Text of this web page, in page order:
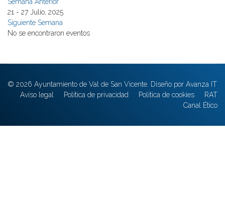
21 - 27 Julio, 2025
Siguiente Semana
No se encontraron eventos
© 2026 Ayuntamiento de Val de San Vicente. Diseño por Avanza IT
Aviso legal
Política de privacidad Política de cookies
RAT
Canal Ético